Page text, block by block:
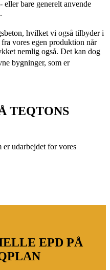
bare generelt anvende
hvilket vi også tilbyder i
vores egen produktion når
nemlig også. Det kan dog
bygninger, som er
TEQTONS
udarbejdet for vores
EPD PÅ